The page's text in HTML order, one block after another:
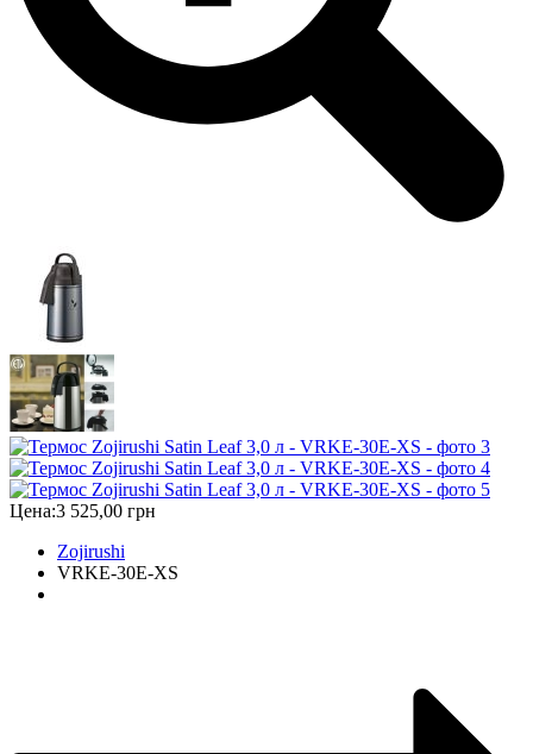
Цена:3 525,00 грн
Zojirushi
VRKE-30E-XS